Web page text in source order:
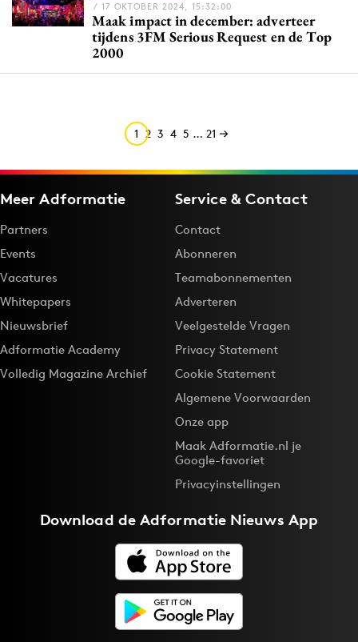
Programmatic
Purpose Marketing
Reputatie & crisis
/ 17 OKTOBER 2024, 15:32:00
Maak impact in december: adverteer
tijdens 3FM Serious Request en de Top
2000
1 2 3 4 5 … 21
Meer Adformatie
Partners
Events
Vacatures
Whitepapers
Nieuwsbrief
Adformatie Academy
Volledig Magazine Archief
Service & Contact
Contact
Abonneren
Teamabonnementen
Adverteren
Veelgestelde Vragen
Privacy Statement
Cookie Statement
Algemene Voorwaarden
Onze app
Maak Adformatie.nl je
Google-favoriet
Privacyinstellingen
Download deAdformatie Nieuws App